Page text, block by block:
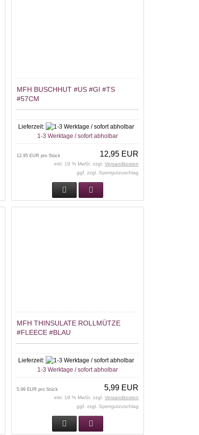
MFH BUSCHHUT #US #GI #TS
#57CM
Lieferzeit:
1-3 Werktage / sofort abholbar
12,95 EUR
12,95 EUR pro Stück
inkl. 19 % MwSt. zzgl. Versandkosten
ggf. zzgl. Sperrgutzuschlag
MFH THINSULATE ROLLMÜTZE
#FLEECE #BLAU
Lieferzeit:
1-3 Werktage / sofort abholbar
5,99 EUR
5,99 EUR pro Stück
inkl. 19 % MwSt. zzgl. Versandkosten
ggf. zzgl. Sperrgutzuschlag